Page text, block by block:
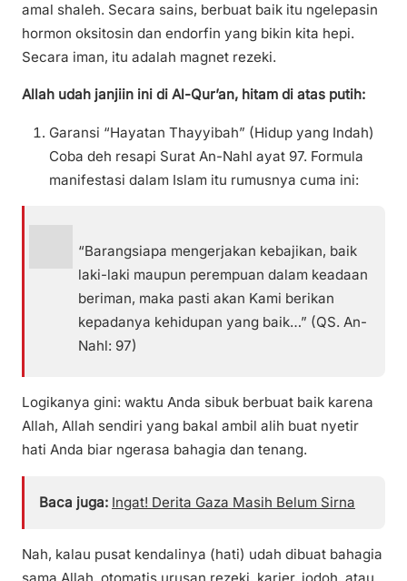
amal shaleh. Secara sains, berbuat baik itu ngelepasin
hormon oksitosin dan endorfin yang bikin kita hepi.
Secara iman, itu adalah magnet rezeki.
Allah udah janjiin ini di Al-Qur’an, hitam di atas putih:
Garansi “Hayatan Thayyibah” (Hidup yang Indah)
Coba deh resapi Surat An-Nahl ayat 97. Formula
manifestasi dalam Islam itu rumusnya cuma ini:
“Barangsiapa mengerjakan kebajikan, baik
laki-laki maupun perempuan dalam keadaan
beriman, maka pasti akan Kami berikan
kepadanya kehidupan yang baik…” (QS. An-
Nahl: 97)
Logikanya gini: waktu Anda sibuk berbuat baik karena
Allah, Allah sendiri yang bakal ambil alih buat nyetir
hati Anda biar ngerasa bahagia dan tenang.
Baca juga: Ingat! Derita Gaza Masih Belum Sirna
Nah, kalau pusat kendalinya (hati) udah dibuat bahagia